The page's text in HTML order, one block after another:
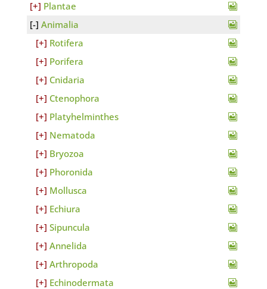
Plantae
Animalia
Rotifera
Porifera
Cnidaria
Ctenophora
Platyhelminthes
Nematoda
Bryozoa
Phoronida
Mollusca
Echiura
Sipuncula
Annelida
Arthropoda
Echinodermata